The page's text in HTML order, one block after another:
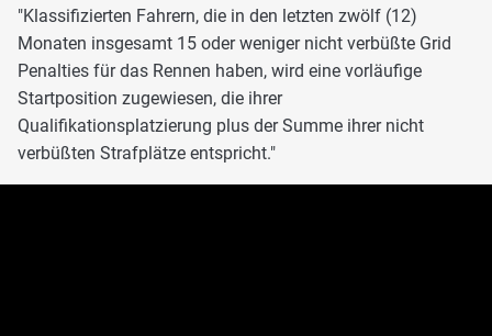
"Klassifizierten Fahrern, die in den letzten zwölf (12)
Monaten insgesamt 15 oder weniger nicht verbüßte Grid
Penalties für das Rennen haben, wird eine vorläufige
Startposition zugewiesen, die ihrer
Qualifikationsplatzierung plus der Summe ihrer nicht
verbüßten Strafplätze entspricht."